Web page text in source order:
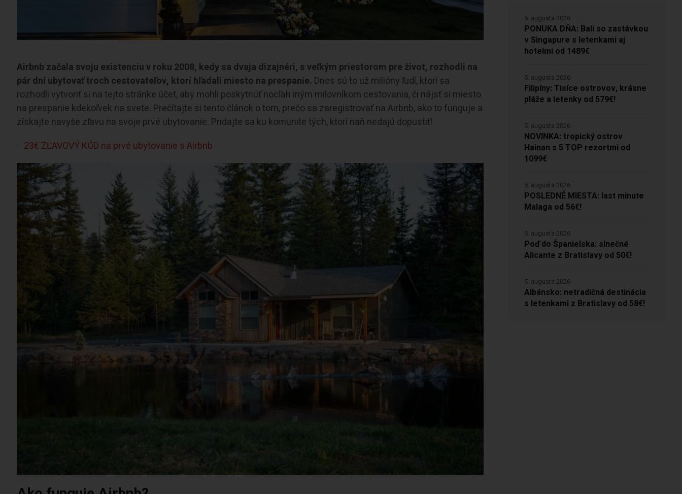
Airbnb začala svoju existenciu v roku 2008, kedy sa dvaja dizajnéri, s veľkým priestorom pre život, rozhodli na
pár dní ubytovať troch cestovateľov, ktorí hľadali miesto na prespanie. Dnes sú to už milióny ľudí, ktorí sa
rozhodli vytvoriť si na tejto stránke účet, aby mohli poskytnúť nocľah iným milovníkom cestovania, či nájsť si miesto
na prespanie kdekoľvek na svete. Prečítajte si tento článok o tom, prečo sa zaregistrovať na Airbnb, ako to funguje a
získajte navyše zľavu na svoje prvé ubytovanie. Pridajte sa ku komunite tých, ktorí naň nedajú dopustiť!
23€ ZĽAVOVÝ KÓD na prvé ubytovanie s Airbnb
PONUKA DŇA: Bali so zastávkou
v Singapure s letenkami aj
hotelmi od 1489€
5. augusta 2026
Filipíny: Tisíce ostrovov, krásne
pláže a letenky od 579€!
5. augusta 2026
NOVINKA: tropický ostrov
Hainan s 5 TOP rezortmi od
1099€
5. augusta 2026
POSLEDNÉ MIESTA: last minute
Malaga od 56€!
5. augusta 2026
Poď do Španielska: slnečné
Alicante z Bratislavy od 50€!
5. augusta 2026
Albánsko: netradičná destinácia
s letenkami z Bratislavy od 58€!
5. augusta 2026